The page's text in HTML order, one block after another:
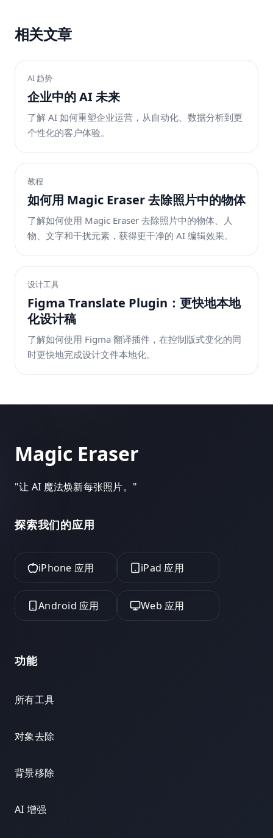
相关文章
AI 趋势
企业中的 AI 未来
了解 AI 如何重塑企业运营，从自动化、数据分析到更
个性化的客户体验。
教程
如何用 Magic Eraser 去除照片中的物体
了解如何使用 Magic Eraser 去除照片中的物体、人
物、文字和干扰元素，获得更干净的 AI 编辑效果。
设计工具
Figma Translate Plugin：更快地本地
化设计稿
了解如何使用 Figma 翻译插件，在控制版式变化的同
时更快地完成设计文件本地化。
Magic Eraser
"让 AI 魔法焕新每张照片。 "
探索我们的应用
iPhone 应用 iPad 应用
Android 应用 Web 应用
功能
所有工具
对象去除
背景移除
AI 增强